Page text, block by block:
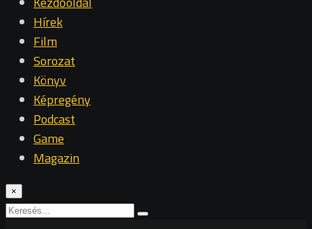
Hírek
Film
Sorozat
Könyv
Képregény
Podcast
Game
Magazin
×